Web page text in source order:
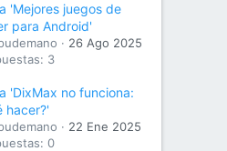
'Mejores juegos de
para Android'
26 Ago 2025
3
'DixMax no funciona:
hacer?'
22 Ene 2025
0